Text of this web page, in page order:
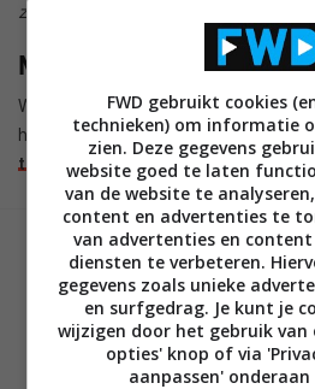
zijn voordat we het artikel updaten.
Meer deals
Wil je nog meer Black Friday-deals?
het gebied vanaudio, tv en gaming
tablets.
FWD gebruikt cookies
technieken) om informatie
zien. Deze gegevens
website goed te laten
van de website te
content en advertenties te
van advertenties en
diensten te verbeteren.
gegevens zoals unieke
en surfgedrag. Je kunt je
wijzigen door het gebruik van
opties' knop of via
aanpassen' onderaan